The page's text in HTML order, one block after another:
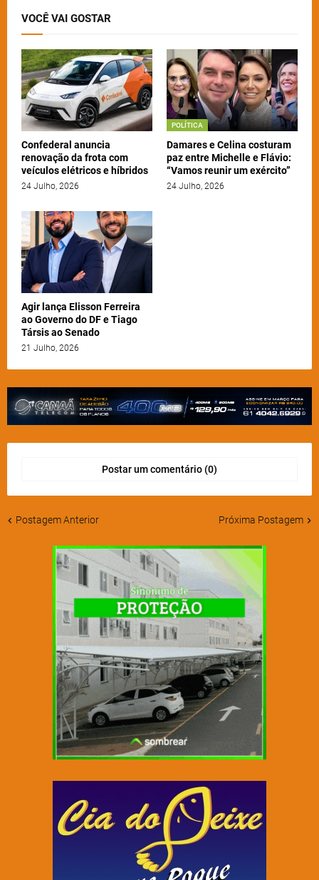
VOCÊ VAI GOSTAR
Confederal anuncia
renovação da frota com
veículos elétricos e híbridos
24 Julho, 2026
POLÍTICA
Damares e Celina costuram
paz entre Michelle e Flávio:
“Vamos reunir um exército”
24 Julho, 2026
Agir lança Elisson Ferreira
ao Governo do DF e Tiago
Társis ao Senado
21 Julho, 2026
Postar um comentário (0)
Postagem Anterior Próxima Postagem